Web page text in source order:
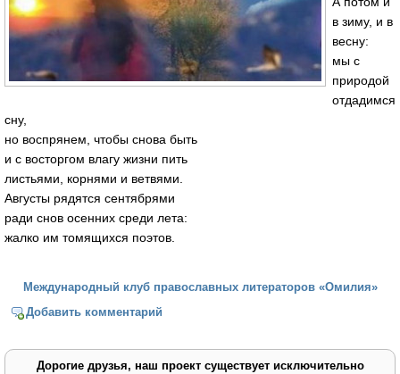
в зиму, и в
весну:
мы с
природой
отдадимся
сну,
но воспрянем, чтобы снова быть
и с восторгом влагу жизни пить
листьями, корнями и ветвями.
Августы рядятся сентябрями
ради снов осенних среди лета:
жалко им томящихся поэтов.
Международный клуб православных литераторов «Омилия»
Добавить комментарий
Дорогие друзья, наш проект существует исключительно